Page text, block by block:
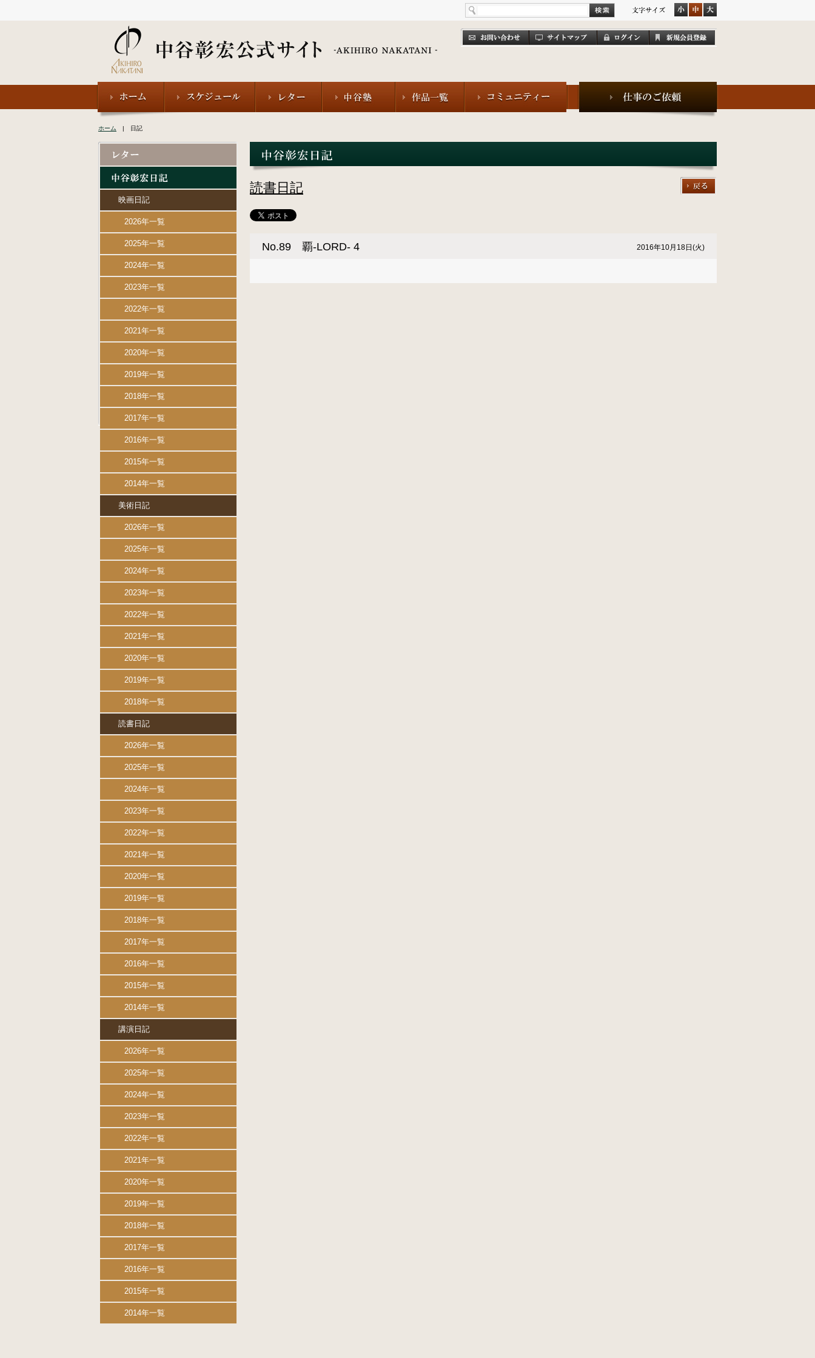
ホーム | 日記
読書日記
No.89 覇-LORD- 4 2016年10月18日(火)
映画日記
2026年一覧
2025年一覧
2024年一覧
2023年一覧
2022年一覧
2021年一覧
2020年一覧
2019年一覧
2018年一覧
2017年一覧
2016年一覧
2015年一覧
2014年一覧
美術日記
2026年一覧
2025年一覧
2024年一覧
2023年一覧
2022年一覧
2021年一覧
2020年一覧
2019年一覧
2018年一覧
読書日記
2026年一覧
2025年一覧
2024年一覧
2023年一覧
2022年一覧
2021年一覧
2020年一覧
2019年一覧
2018年一覧
2017年一覧
2016年一覧
2015年一覧
2014年一覧
講演日記
2026年一覧
2025年一覧
2024年一覧
2023年一覧
2022年一覧
2021年一覧
2020年一覧
2019年一覧
2018年一覧
2017年一覧
2016年一覧
2015年一覧
2014年一覧